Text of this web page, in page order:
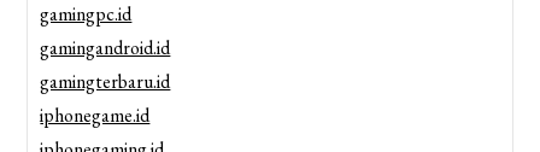
gamingpc.id
gamingandroid.id
gamingterbaru.id
iphonegame.id